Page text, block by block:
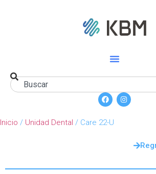
Inicio / Unidad Dental / Care 22-U